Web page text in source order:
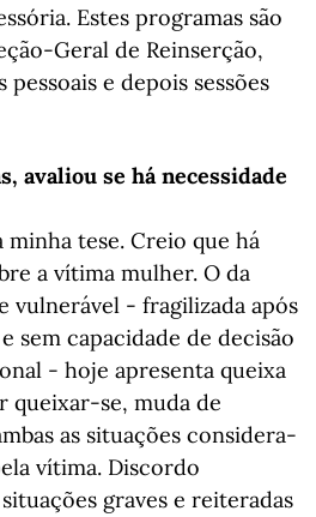
Estes programas são
Geral de Reinserção,
e depois sessões
avaliou se há necessidade
tese. Creio que há
a vítima mulher. O da
vulnerável - fragilizada após
sem capacidade de decisão
- hoje apresenta queixa
queixar-se, muda de
as situações considera-
vítima. Discordo
graves e reiteradas